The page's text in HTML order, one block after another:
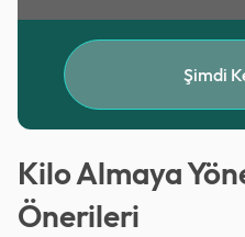
Şimdi
Kilo Almaya
Önerileri